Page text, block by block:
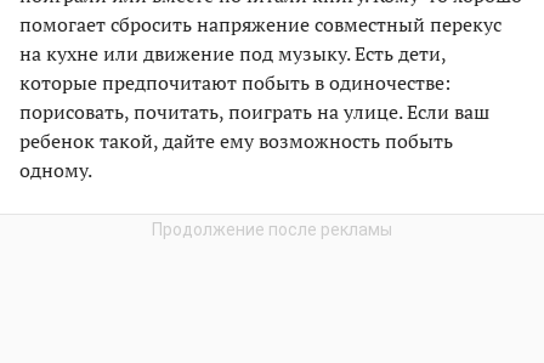
помогает сбросить напряжение совместный перекус
на кухне или движение под музыку. Есть дети,
которые предпочитают побыть в одиночестве:
порисовать, почитать, поиграть на улице. Если ваш
ребенок такой, дайте ему возможность побыть
одному.